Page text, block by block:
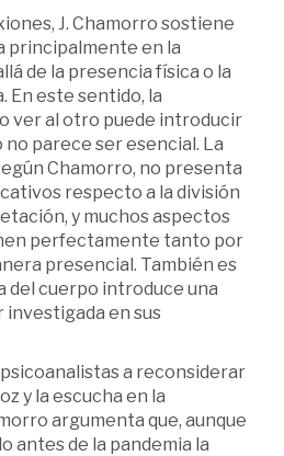
J. Chamorro sostiene
principalmente en la
de la presencia física o la
En este sentido, la
ver al otro puede introducir
parece ser esencial. La
Chamorro, no presenta
respecto a la división
y muchos aspectos
perfectamente tanto por
presencial. También es
del cuerpo introduce una
investigada en sus
a reconsiderar
y la escucha en la
argumenta que, aunque
antes de la pandemia la